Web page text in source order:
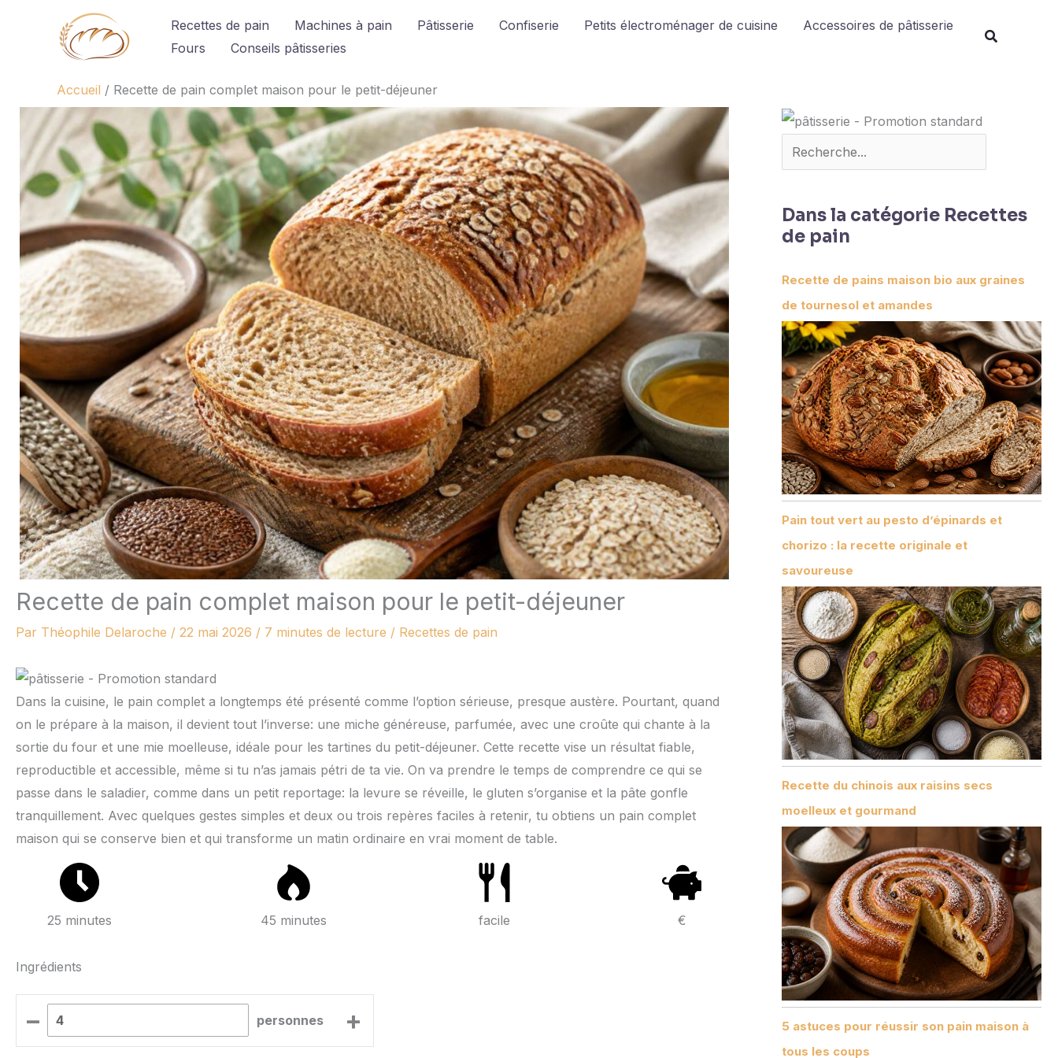
Recettes de pain Machines à pain Pâtisserie Confiserie Petits électroménager de cuisine
Accessoires de pâtisserie
Fours
Conseils pâtisseries
Accueil Recette de pain complet maison pour le petit-déjeuner
Recette de pain complet maison pour le petit-déjeuner
Par Théophile Delaroche / 22 mai 2026 / 7 minutes de lecture / Recettes de pain
Dans la cuisine, le pain complet a longtemps été présenté comme l’option sérieuse, presque austère. Pourtant, quand
on le prépare à la maison, il devient tout l’inverse: une miche généreuse, parfumée, avec une croûte qui chante à la
sortie du four et une mie moelleuse, idéale pour les tartines du petit-déjeuner. Cette recette vise un résultat fiable,
reproductible et accessible, même si tu n’as jamais pétri de ta vie. On va prendre le temps de comprendre ce qui se
passe dans le saladier, comme dans un petit reportage: la levure se réveille, le gluten s’organise et la pâte gonfle
tranquillement. Avec quelques gestes simples et deux ou trois repères faciles à retenir, tu obtiens un pain complet
maison qui se conserve bien et qui transforme un matin ordinaire en vrai moment de table.
25 minutes 45 minutes facile €
Ingrédients
– personnes +
Dans la catégorie Recettes
de pain
Recette de pains maison bio aux graines
de tournesol et amandes
Pain tout vert au pesto d’épinards et
chorizo : la recette originale et
savoureuse
Recette du chinois aux raisins secs
moelleux et gourmand
5 astuces pour réussir son pain maison à
tous les coups